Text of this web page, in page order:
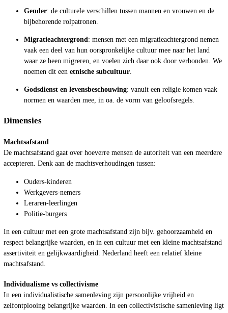
Gender: de culturele verschillen tussen mannen en vrouwen en de
bijbehorende rolpatronen.
Migratieachtergrond: mensen met een migratieachtergrond nemen
vaak een deel van hun oorspronkelijke cultuur mee naar het land
waar ze heen migreren, en voelen zich daar ook door verbonden. We
noemen dit een etnische subcultuur
Godsdienst en levensbeschouwing: vanuit een religie komen vaak
normen en waarden mee, in oa. de vorm van geloofsregels.
Dimensies
Machtsafstand
De machtsafstand gaat over hoeverre mensen de autoriteit van een meerdere
accepteren. Denk aan de machtsverhoudingen tussen:
Ouders-kinderen
Werkgevers-nemers
Leraren-leerlingen
Politie-burgers
In een cultuur met een grote machtsafstand zijn bijv. gehoorzaamheid en
respect belangrijke waarden, en in een cultuur met een kleine machtsafstand
assertiviteit en gelijkwaardigheid. Nederland heeft een relatief kleine
machtsafstand.
Individualisme vs collectivisme
In een individualistische samenleving zijn persoonlijke vrijheid en
zelfontplooing belangrijke waarden. In een collectivistische samenleving ligt